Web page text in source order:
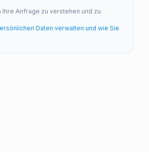
Anfrage zu verstehen und zu
Daten verwalten und wie Sie